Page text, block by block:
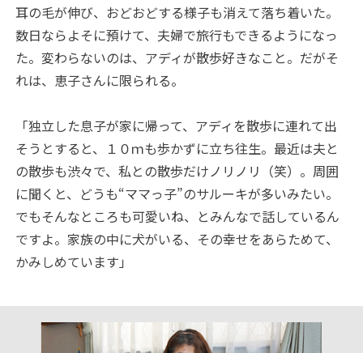
耳の毛が伸び、おどおどする様子も消えて落ち着いた。
数日ならよそに預けて、夫婦で旅行もできるようになっ
た。変わらないのは、アディが散歩好きなこと。だがそ
れは、恵子さんに限られる。
「独立した息子が家に帰って、アディを散歩に連れて出
そうとすると、１０ｍも歩かずに立ち往生。最近は夫と
の散歩も渋々で、私との散歩だけノリノリ（笑）。周囲
に聞くと、どうも“ママっ子”のサルーキが多いみたい。
でもそんなところも可愛いね、とみんなで話しているん
ですよ。家族の中に犬がいる、その幸せをあらためて、
かみしめています」